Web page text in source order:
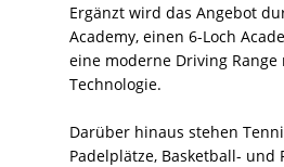
Ergänzt wird das Angebot
Academy, einen 6-Loch
eine moderne Driving
Technologie.
Darüber hinaus stehen
Padelplätze, Basketball- und